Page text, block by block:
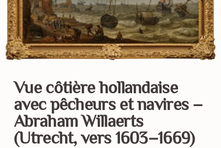
Vue côtière hollandaise
avec pêcheurs et navires –
Abraham Willaerts
(Utrecht, vers 1603–1669)